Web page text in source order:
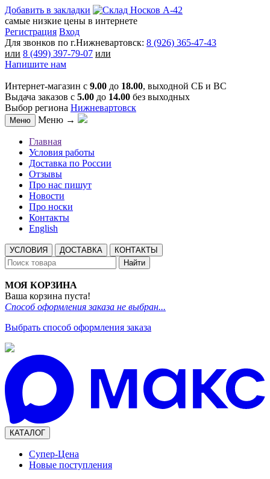
Добавить в закладки
самые низкие цены в интернете
Регистрация Вход
Для звонков по г.Нижневартовск: 8 (926) 365-47-43
или 8 (499) 397-79-07 или
Напишите нам
Интернет-магазин с 9.00 до 18.00, выходной СБ и ВС
Выдача заказов с 5.00 до 14.00 без выходных
Выбор региона Нижневартовск
Меню Меню →
Главная
Условия работы
Доставка по России
Отзывы
Про нас пишут
Новости
Про носки
Контакты
English
УСЛОВИЯ ДОСТАВКА
КОНТАКТЫ
Найти
МОЯ КОРЗИНА
Ваша корзина пуста!
Способ оформления заказа не выбран...
Выбрать способ оформления заказа
КАТАЛОГ
Супер-Цена
Новые поступления